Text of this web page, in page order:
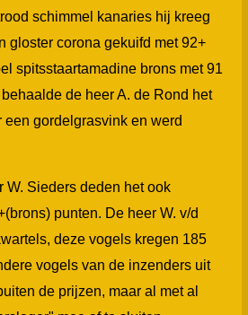
schimmel kanaries hij kreeg
gloster corona gekuifd met 92+
spitsstaartamadine brons met 91
de heer A. de Rond het
gordelgrasvink en werd
W. Sieders deden het ook
punten. De heer W. v/d
deze vogels kregen 185
vogels van de inzenders uit
de prijzen, maar al met al